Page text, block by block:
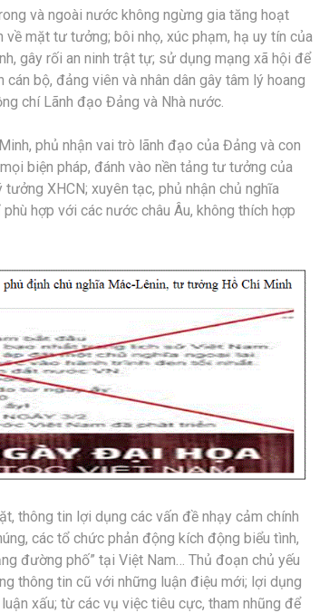
và ngoài nước không ngừng gia tăng hoạt
mặt tư tưởng; bôi nhọ, xúc phạm, hạ uy tín của
gây rối an ninh trật tự; sử dụng mạng xã hội để
bộ, đảng viên và nhân dân gây tâm lý hoang
chí Lãnh đạo Đảng và Nhà nước.
phủ nhận vai trò lãnh đạo của Đảng và con
biện pháp, đánh vào nền tảng tư tưởng của
XHCN; xuyên tạc, phủ nhận chủ nghĩa
hợp với các nước châu Âu, không thích hợp
thông tin lợi dụng các vấn đề nhạy cảm chính
các tổ chức phản động kích động biểu tình,
đường phố” tại Việt Nam… Thủ đoạn chủ yếu
thông tin cũ với những luận điệu mới; lợi dụng
xấu; từ các vụ việc tiêu cực, tham nhũng để